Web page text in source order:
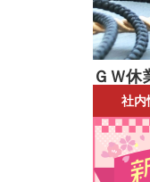
ＧＷ休
社内